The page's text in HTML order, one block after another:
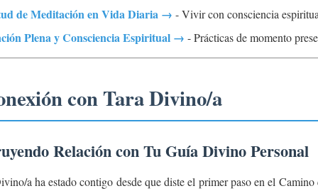
de Meditación en Vida Diaria → - Vivir con consciencia
Plena y Consciencia Espiritual → - Prácticas de momento
con Tara Divino/a
Relación con Tu Guía Divino Personal
a ha estado contigo desde que diste el primer paso en el